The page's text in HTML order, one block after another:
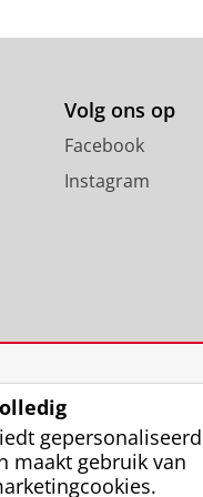
Volg ons op
Facebook
Instagram
maakt gebruik van